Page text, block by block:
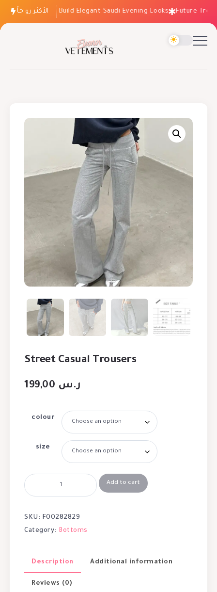
الأكثر رواجاً
How to Build Elegant Saudi Evening Looks Future
Street Casual Trousers
ر.س
colour
size
Add to cart
SKU: F00282829
Category: Bottoms
Description Additional information
Reviews (0)